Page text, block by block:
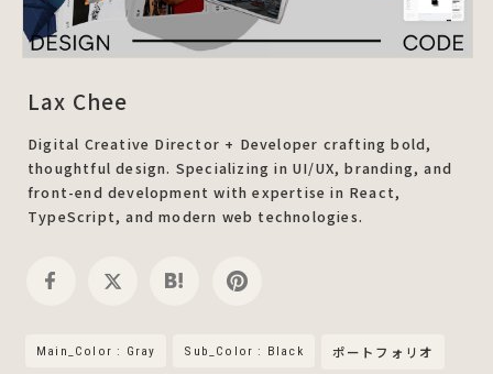
Lax Chee
Digital Creative Director + Developer crafting bold,
thoughtful design. Specializing in UI/UX, branding, and
front-end development with expertise in React,
TypeScript, and modern web technologies.
Main_Color : Gray Sub_Color : Black ポートフォリオ